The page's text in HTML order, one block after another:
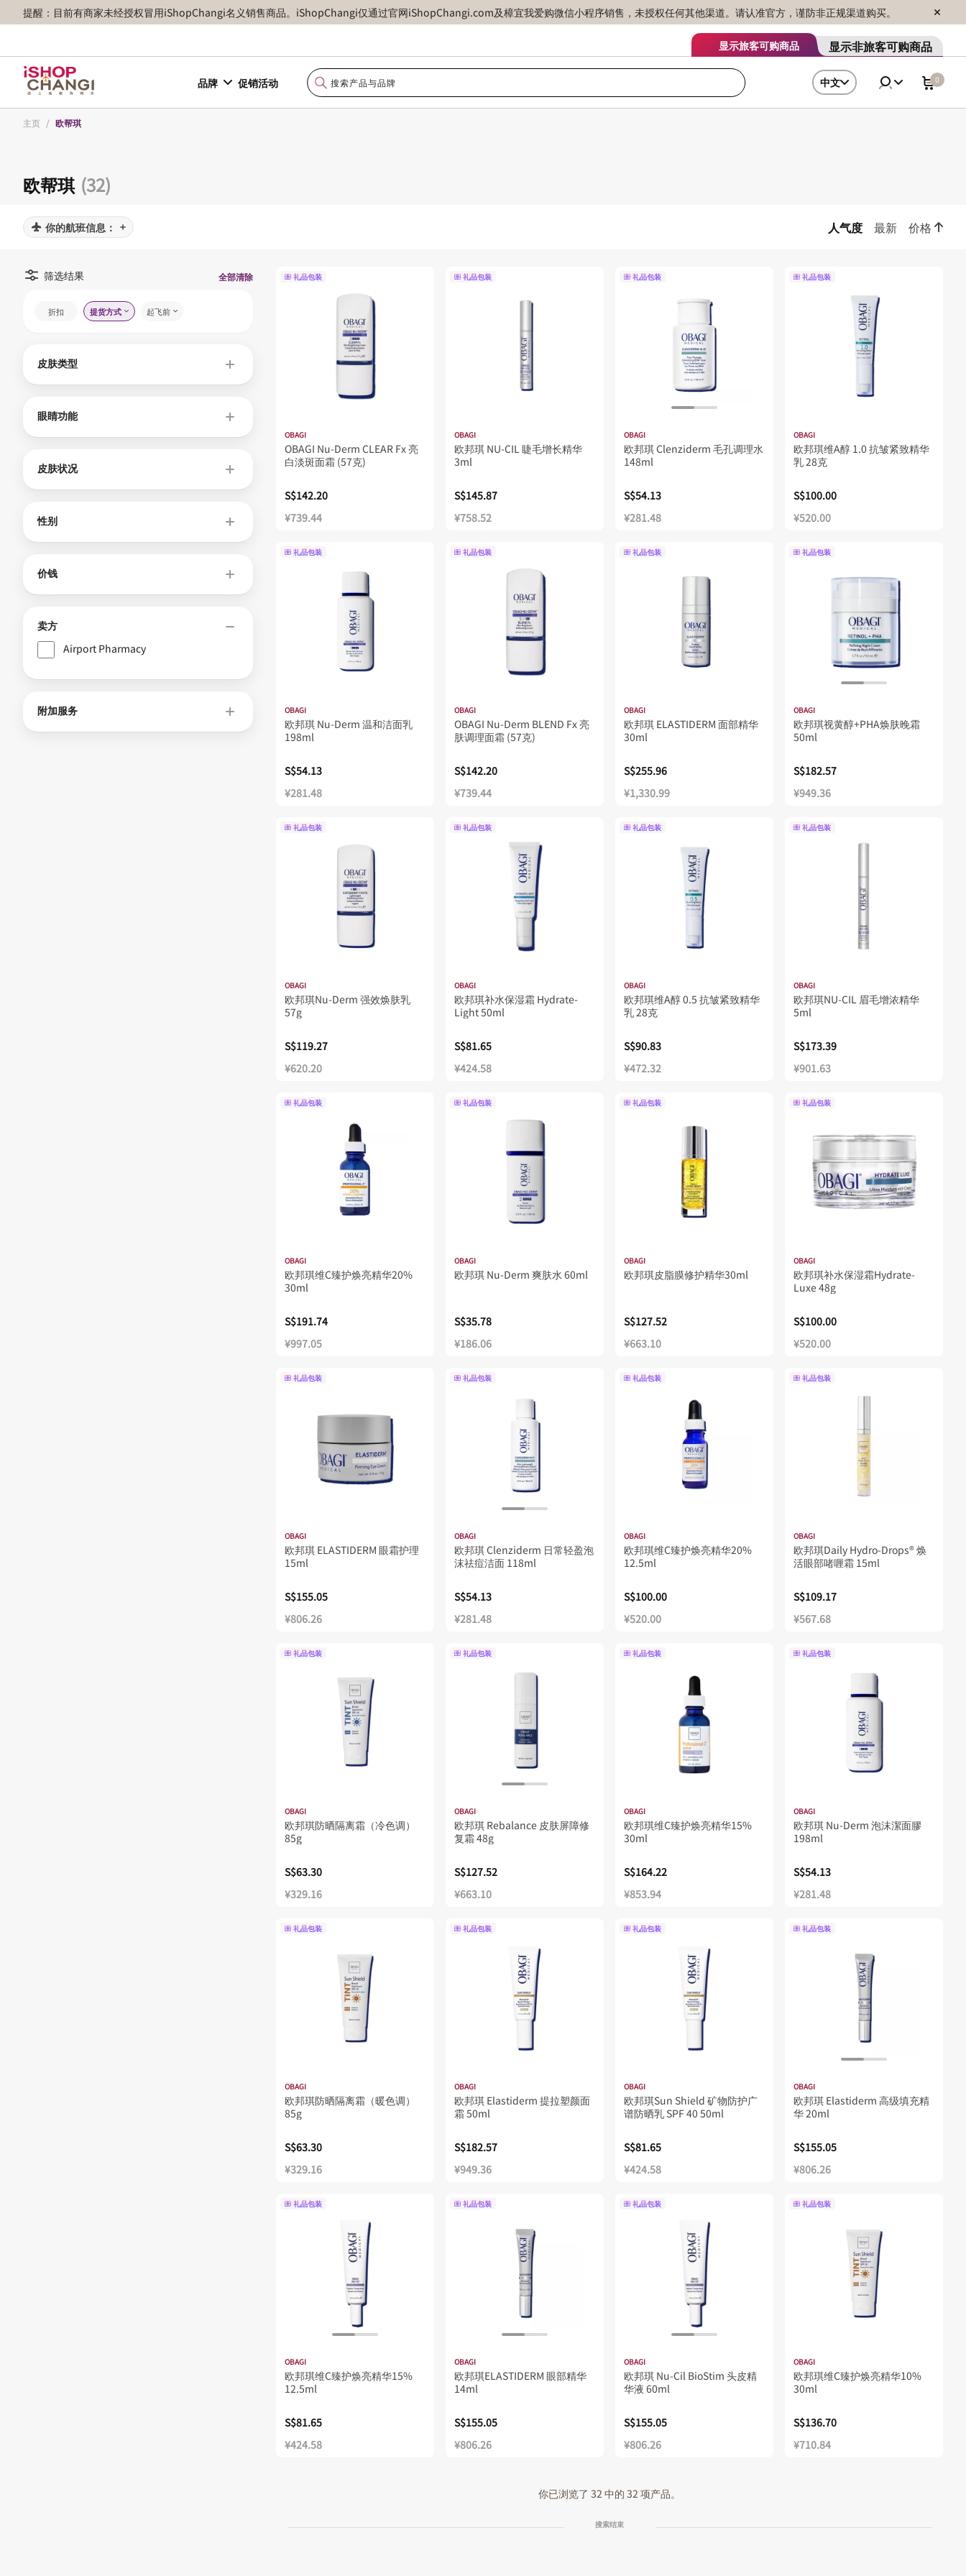
提醒：目前有商家未经授权冒用iShopChangi名义销售商品。iShopChangi仅通过官网iShopChangi.com及樟宜我爱购微信小程序销售，未授权任何其他渠道。请认准官方，谨防非正规渠道购买。
显示旅客可购商品 显示非旅客可购商品
品牌 促销活动 中文 0
主页 / 欧帮琪
欧帮琪 (32)
你的航班信息： 人气度 最新 价格
筛选结果 全部清除
折扣 提货方式 起飞前
皮肤类型
眼睛功能
皮肤状况
性别
价钱
卖方
Airport Pharmacy
附加服务
礼品包装
OBAGI
OBAGI Nu-Derm CLEAR Fx 亮
白淡斑面霜 (57克)
S$142.20
¥739.44
礼品包装
OBAGI
欧邦琪 NU-CIL 睫毛增长精华
3ml
S$145.87
¥758.52
礼品包装
OBAGI
欧邦琪 Clenziderm 毛孔调理水
148ml
S$54.13
¥281.48
礼品包装
OBAGI
欧邦琪维A醇 1.0 抗皱紧致精华
乳 28克
S$100.00
¥520.00
礼品包装
OBAGI
欧邦琪 Nu-Derm 温和洁面乳
198ml
S$54.13
¥281.48
礼品包装
OBAGI
OBAGI Nu-Derm BLEND Fx 亮
肤调理面霜 (57克)
S$142.20
¥739.44
礼品包装
OBAGI
欧邦琪 ELASTIDERM 面部精华
30ml
S$255.96
¥1,330.99
礼品包装
OBAGI
欧邦琪视黄醇+PHA焕肤晚霜
50ml
S$182.57
¥949.36
礼品包装
OBAGI
欧邦琪Nu-Derm 强效焕肤乳
57g
S$119.27
¥620.20
礼品包装
OBAGI
欧邦琪补水保湿霜 Hydrate-
Light 50ml
S$81.65
¥424.58
礼品包装
OBAGI
欧邦琪维A醇 0.5 抗皱紧致精华
乳 28克
S$90.83
¥472.32
礼品包装
OBAGI
欧邦琪NU-CIL 眉毛增浓精华
5ml
S$173.39
¥901.63
礼品包装
OBAGI
欧邦琪维C臻护焕亮精华20%
30ml
S$191.74
¥997.05
礼品包装
OBAGI
欧邦琪 Nu-Derm 爽肤水 60ml
S$35.78
¥186.06
礼品包装
OBAGI
欧邦琪皮脂膜修护精华30ml
S$127.52
¥663.10
礼品包装
OBAGI
欧邦琪补水保湿霜Hydrate-
Luxe 48g
S$100.00
¥520.00
礼品包装
OBAGI
欧邦琪 ELASTIDERM 眼霜护理
15ml
S$155.05
¥806.26
礼品包装
OBAGI
欧邦琪 Clenziderm 日常轻盈泡
沫祛痘洁面 118ml
S$54.13
¥281.48
礼品包装
OBAGI
欧邦琪维C臻护焕亮精华20%
12.5ml
S$100.00
¥520.00
礼品包装
OBAGI
欧邦琪Daily Hydro-Drops® 焕
活眼部啫喱霜 15ml
S$109.17
¥567.68
礼品包装
OBAGI
欧邦琪防晒隔离霜（冷色调）
85g
S$63.30
¥329.16
礼品包装
OBAGI
欧邦琪 Rebalance 皮肤屏障修
复霜 48g
S$127.52
¥663.10
礼品包装
OBAGI
欧邦琪维C臻护焕亮精华15%
30ml
S$164.22
¥853.94
礼品包装
OBAGI
欧邦琪 Nu-Derm 泡沫潔面膠
198ml
S$54.13
¥281.48
礼品包装
OBAGI
欧邦琪防晒隔离霜（暖色调）
85g
S$63.30
¥329.16
礼品包装
OBAGI
欧邦琪 Elastiderm 提拉塑颜面
霜 50ml
S$182.57
¥949.36
礼品包装
OBAGI
欧邦琪Sun Shield 矿物防护广
谱防晒乳 SPF 40 50ml
S$81.65
¥424.58
礼品包装
OBAGI
欧邦琪 Elastiderm 高级填充精
华 20ml
S$155.05
¥806.26
礼品包装
OBAGI
欧邦琪维C臻护焕亮精华15%
12.5ml
S$81.65
¥424.58
礼品包装
OBAGI
欧邦琪ELASTIDERM 眼部精华
14ml
S$155.05
¥806.26
礼品包装
OBAGI
欧邦琪 Nu-Cil BioStim 头皮精
华液 60ml
S$155.05
¥806.26
礼品包装
OBAGI
欧邦琪维C臻护焕亮精华10%
30ml
S$136.70
¥710.84
你已浏览了 32 中的 32 项产品。
搜索结束